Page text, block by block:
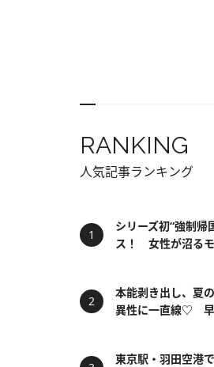
RANKING
人気記事ランキング
シリーズ初“強制帰
ス！ 女性が沼る
本能剥き出し、夏
異性に一直線♡ 早
東京駅・羽田空港